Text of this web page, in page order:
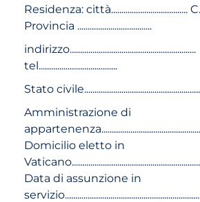
Residenza: città.....................................
Provincia ....................................
indirizzo.............................................................
tel......................................
Stato
Amministrazione di
Domicilio eletto in
Data di assunzione in